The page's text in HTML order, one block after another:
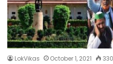
LokVikas October 1, 2021 330